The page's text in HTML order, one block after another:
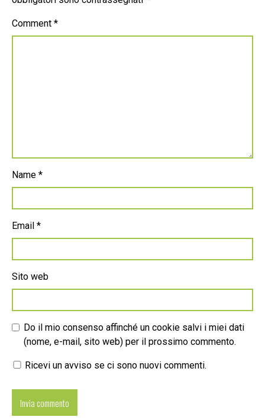
Comment *
Name *
Email *
Sito web
Do il mio consenso affinché un cookie salvi i miei dati
(nome, e-mail, sito web) per il prossimo commento.
Ricevi un avviso se ci sono nuovi commenti.